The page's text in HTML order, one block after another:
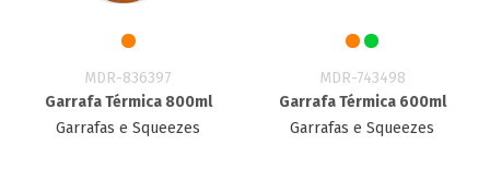
MDR-836397
Garrafa Térmica 800ml
Garrafas e Squeezes
MDR-743498
Garrafa Térmica 600ml
Garrafas e Squeezes